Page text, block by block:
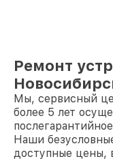
Ремонт
Мы, сервисный
более 5 лет
Наши
доступные цены,